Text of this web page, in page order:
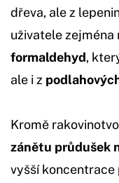
dřeva, ale z
uživatele zejména
formaldehyd,
ale i z
Kromě
zánětu průdušek
vyšší koncentrace